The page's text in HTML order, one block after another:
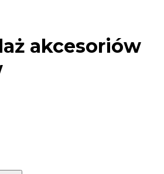
akcesoriów